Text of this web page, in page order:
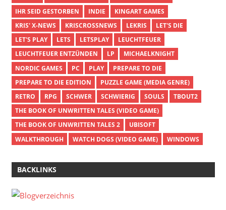
IHR SEID GESTORBEN
INDIE
KINGART GAMES
KRIS' X-NEWS
KRISCROSSNEWS LEKRIS
LET'S DIE
LET'S PLAY
LETS LETSPLAY
LEUCHTFEUER
LEUCHTFEUER ENTZÜNDEN
LP
MICHAELKNIGHT
NORDIC GAMES
PC PLAY
PREPARE TO DIE
PREPARE TO DIE EDITION
PUZZLE GAME (MEDIA GENRE)
RETRO
RPG SCHWER SCHWIERIG SOULS
TBOUT2
THE BOOK OF UNWRITTEN TALES (VIDEO GAME)
THE BOOK OF UNWRITTEN TALES 2
UBISOFT
WALKTHROUGH
WATCH DOGS (VIDEO GAME) WINDOWS
BACKLINKS